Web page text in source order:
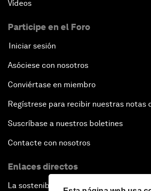
Vídeos
Participe en el Foro
Iniciar sesión
Asóciese con nosotros
Conviértase en miembro
Regístrese para recibir nuestras notas
Suscríbase a nuestros boletines
Contacte con nosotros
Enlaces directos
La sostenibilidad en el Foro